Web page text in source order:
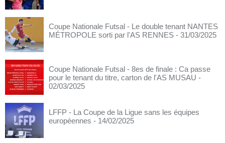
Coupe Nationale Futsal - Le double tenant NANTES
MÉTROPOLE sorti par l'AS RENNES - 31/03/2025
Coupe Nationale Futsal - 8es de finale : Ca passe
pour le tenant du titre, carton de l'AS MUSAU -
02/03/2025
LFFP - La Coupe de la Ligue sans les équipes
européennes - 14/02/2025